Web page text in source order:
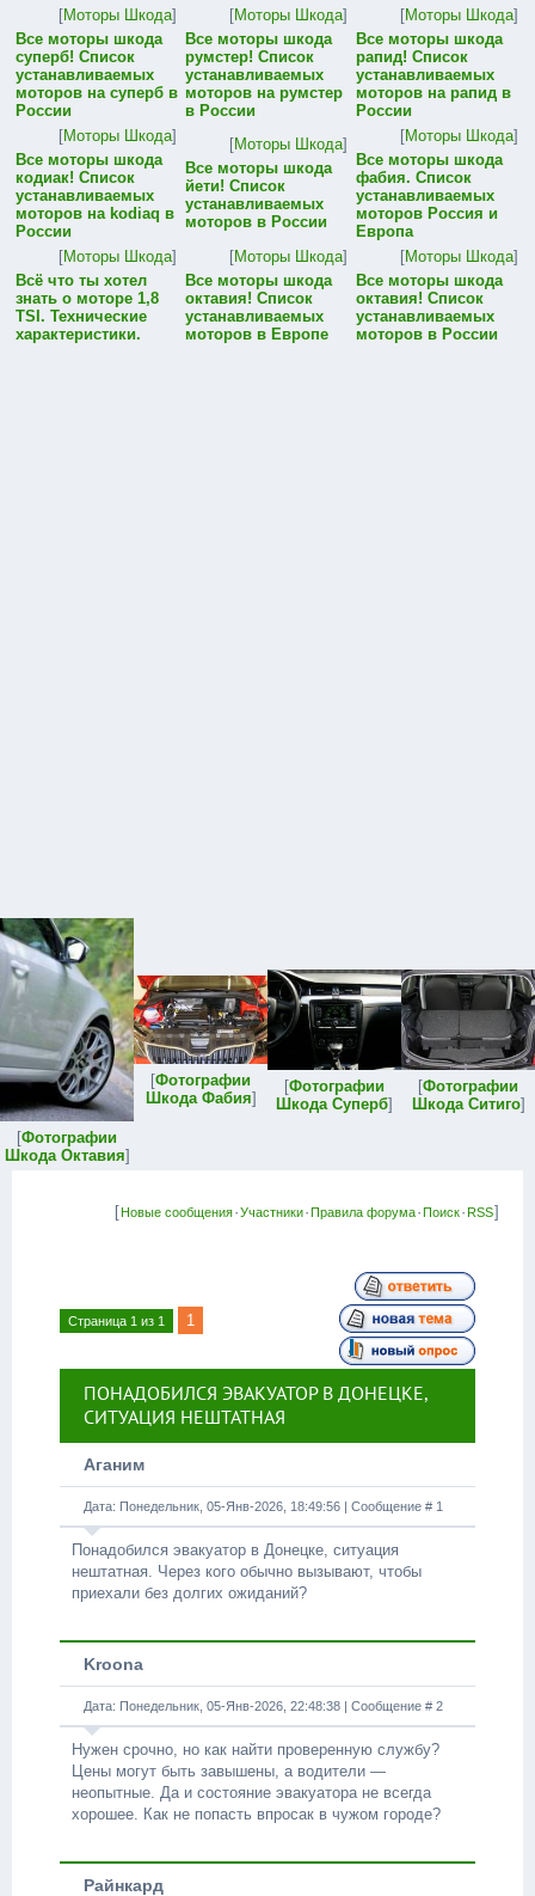
[Моторы Шкода]
Все моторы шкода
суперб! Список
устанавливаемых
моторов на суперб в
России
[Моторы Шкода]
Все моторы шкода
румстер! Список
устанавливаемых
моторов на румстер
в России
[Моторы Шкода]
Все моторы шкода
рапид! Список
устанавливаемых
моторов на рапид в
России
[Моторы Шкода]
Все моторы шкода
кодиак! Список
устанавливаемых
моторов на kodiaq в
России
[Моторы Шкода]
Все моторы шкода
йети! Список
устанавливаемых
моторов в России
[Моторы Шкода]
Все моторы шкода
фабия. Список
устанавливаемых
моторов Россия и
Европа
[Моторы Шкода]
Всё что ты хотел
знать о моторе 1,8
TSI. Технические
характеристики.
[Моторы Шкода]
Все моторы шкода
октавия! Список
устанавливаемых
моторов в Европе
[Моторы Шкода]
Все моторы шкода
октавия! Список
устанавливаемых
моторов в России
[Фотографии
Шкода Октавия]
[Фотографии
Шкода Фабия]
[Фотографии
Шкода Суперб]
[Фотографии
Шкода Ситиго]
[Новые сообщения·Участники·Правила форума·Поиск·RSS]
Страница 1 из 1 1
ПОНАДОБИЛСЯ ЭВАКУАТОР В ДОНЕЦКЕ,
СИТУАЦИЯ НЕШТАТНАЯ
Аганим
Дата: Понедельник, 05-Янв-2026, 18:49:56 | Сообщение # 1
Понадобился эвакуатор в Донецке, ситуация
нештатная. Через кого обычно вызывают, чтобы
приехали без долгих ожиданий?
Kroona
Дата: Понедельник, 05-Янв-2026, 22:48:38 | Сообщение # 2
Нужен срочно, но как найти проверенную службу?
Цены могут быть завышены, а водители —
неопытные. Да и состояние эвакуатора не всегда
хорошее. Как не попасть впросак в чужом городе?
Райнкард